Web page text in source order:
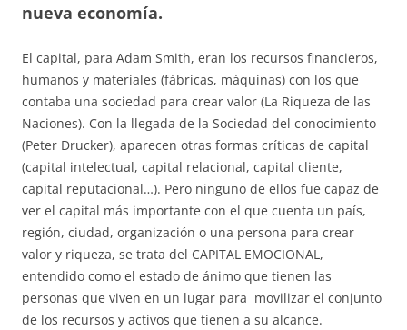
nueva economía.
El capital, para Adam Smith, eran los recursos financieros,
humanos y materiales (fábricas, máquinas) con los que
contaba una sociedad para crear valor (La Riqueza de las
Naciones). Con la llegada de la Sociedad del conocimiento
(Peter Drucker), aparecen otras formas críticas de capital
(capital intelectual, capital relacional, capital cliente,
capital reputacional…). Pero ninguno de ellos fue capaz de
ver el capital más importante con el que cuenta un país,
región, ciudad, organización o una persona para crear
valor y riqueza, se trata del CAPITAL EMOCIONAL,
entendido como el estado de ánimo que tienen las
personas que viven en un lugar para movilizar el conjunto
de los recursos y activos que tienen a su alcance.